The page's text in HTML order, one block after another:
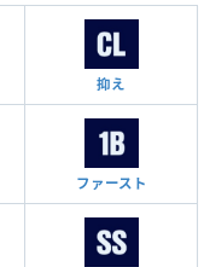
抑え
ファースト